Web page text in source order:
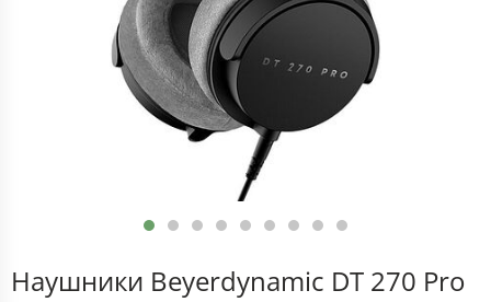
Наушники Beyerdynamic DT 270 Pro